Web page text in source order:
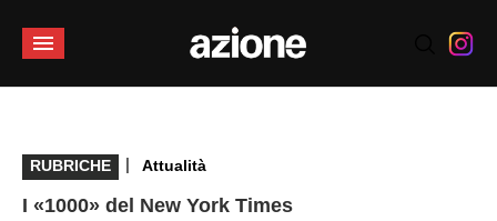
RUBRICHE | Attualità
I «1000» del New York Times